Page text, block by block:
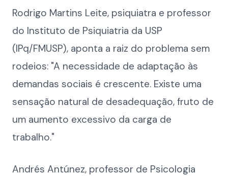
Rodrigo Martins Leite, psiquiatra e professor
do Instituto de Psiquiatria da USP
(IPq/FMUSP), aponta a raiz do problema sem
rodeios: "A necessidade de adaptação às
demandas sociais é crescente. Existe uma
sensação natural de desadequação, fruto de
um aumento excessivo da carga de
trabalho."
Andrés Antúnez, professor de Psicologia